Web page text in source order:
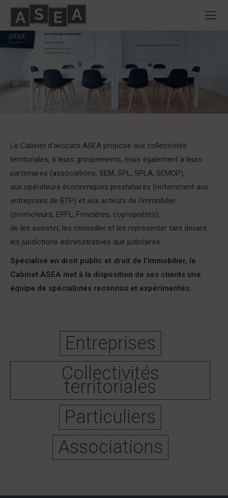
Formations
NOS PROCHAINES FORMATIONS
WEBINAIRE GRATUIT (9h-10h)
Actualités juridiques de l'urbanisme
Jeudi 3 septembre 2026
Inscription par mail : secretariat@asea-avocats.com
Le Cabinet d’avocats ASEA propose aux collectivités
territoriales, à leurs groupements, mais également à leurs
partenaires (associations, SEM, SPL, SPLA, SEMOP),
aux opérateurs économiques prestataires (notamment aux
entreprises de BTP) et aux acteurs de l’immobilier
(promoteurs, EPFL, Foncières, copropriétés),
de les assister, les conseiller et les représenter tant devant
les juridictions administratives que judiciaires.
Spécialisé en droit public et droit de l’immobilier, le
Cabinet ASEA met à la disposition de ses clients une
équipe de spécialistes reconnus et expérimentés.
Entreprises
Collectivités
territoriales
Particuliers
Associations